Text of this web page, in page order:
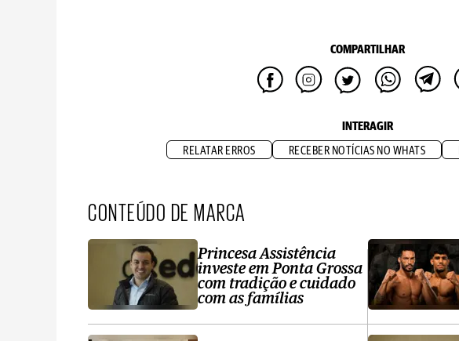
COMPARTILHAR
INTERAGIR
RELATAR ERROS RECEBER NOTÍCIAS NO WHATS
CONTEÚDO DE MARCA
Princesa Assistência
investe em Ponta Grossa
com tradição e cuidado
com as famílias